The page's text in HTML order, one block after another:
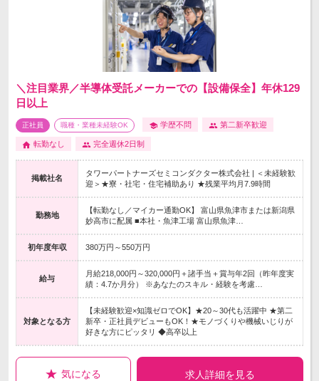
＼注目業界／半導体受託メーカーでの【設備保全】年休129
日以上
正社員 職種・業種未経験OK 学歴不問 第二新卒歓迎
転勤なし 完全週休2日制
掲載社名
タワーパートナーズセミコンダクター株式会社 | ＜未経験歓
迎＞★寮・社宅・住宅補助あり ★残業平均月7.9時間
勤務地
【転勤なし／マイカー通勤OK】 富山県魚津市または新潟県
妙高市に配属 ■本社・魚津工場 富山県魚津…
初年度年収 380万円～550万円
給与
月給218,000円～320,000円＋諸手当＋賞与年2回（昨年度実
績：4.7か月分） ※あなたのスキル・経験を考慮…
対象となる方
【未経験歓迎×知識ゼロでOK】★20～30代も活躍中 ★第二
新卒・正社員デビューもOK！★モノづくりや機械いじりが
好きな方にピッタリ ◆高卒以上
気になる 求人詳細を見る